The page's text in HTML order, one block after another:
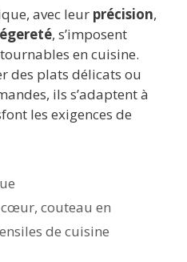
avec leur précision,
, s’imposent
en cuisine.
des plats délicats ou
ils s’adaptent à
les exigences de
cœur,couteau en
de cuisine